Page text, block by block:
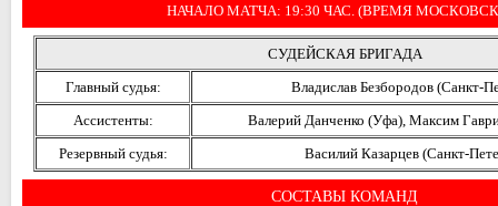
НАЧАЛО МАТЧА: 19:30 ЧАС. (ВРЕМЯ
СУДЕЙСКАЯ БРИГАДА
Главный судья:
Владислав Безбородов (Санкт-
Ассистенты:
Валерий Данченко (Уфа), Максим
Резервный судья:
Василий Казарцев (Санкт-
СОСТАВЫ КОМАНД